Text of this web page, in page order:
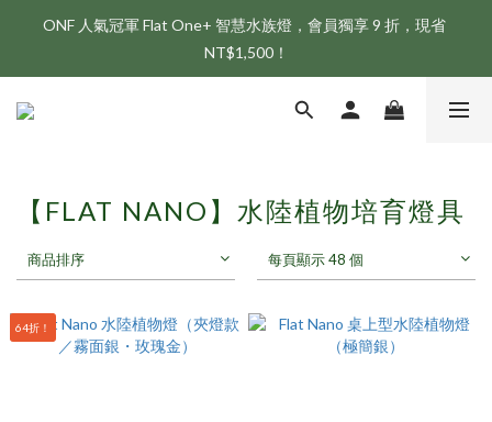
新會員享首購折 $100 優惠，立即點我註冊！！
ONF 人氣冠軍 Flat One+ 智慧水族燈，會員獨享 9 折，現省
NT$1,500！
新會員享首購折 $100 優惠，立即點我註冊！！
【FLAT NANO】水陸植物培育燈具
商品排序 每頁顯示 48 個
64折！